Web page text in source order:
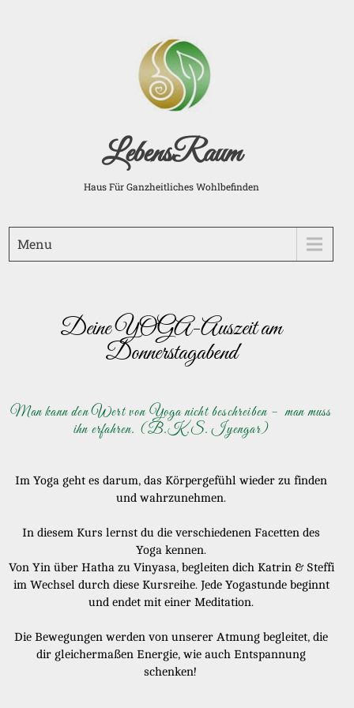
LebensRaum
Haus Für Ganzheitliches Wohlbefinden
Menu
Deine YOGA-Auszeit am
Donnerstagabend
Man kann den Wert von Yoga nicht beschreiben – man muss
ihn erfahren. (B.K.S. Iyengar)
Im Yoga geht es darum, das Körpergefühl wieder zu finden
und wahrzunehmen.
In diesem Kurs lernst du die verschiedenen Facetten des
Yoga kennen.
Von Yin über Hatha zu Vinyasa, begleiten dich Katrin & Steffi
im Wechsel durch diese Kursreihe. Jede Yogastunde beginnt
und endet mit einer Meditation.
Die Bewegungen werden von unserer Atmung begleitet, die
dir gleichermaßen Energie, wie auch Entspannung
schenken!